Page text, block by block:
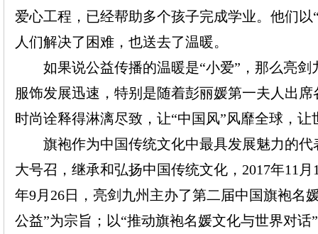
爱心工程，已经帮助多个孩子完成学业。他们以
人们解决了困难，也送去了温暖。
如果说公益传播的温暖是“小爱”，那么亮
服饰发展迅速，特别是随着彭丽媛第一夫人出
时尚诠释得淋漓尽致，让“中国风”风靡全球，
旗袍作为中国传统文化中最具发展魅力的
大号召，继承和弘扬中国传统文化， 2017年11月
年9月 26日
，亮剑九州主办了第二届中国旗袍名
公益”为宗旨；以“推动旗袍名媛文化与世界对